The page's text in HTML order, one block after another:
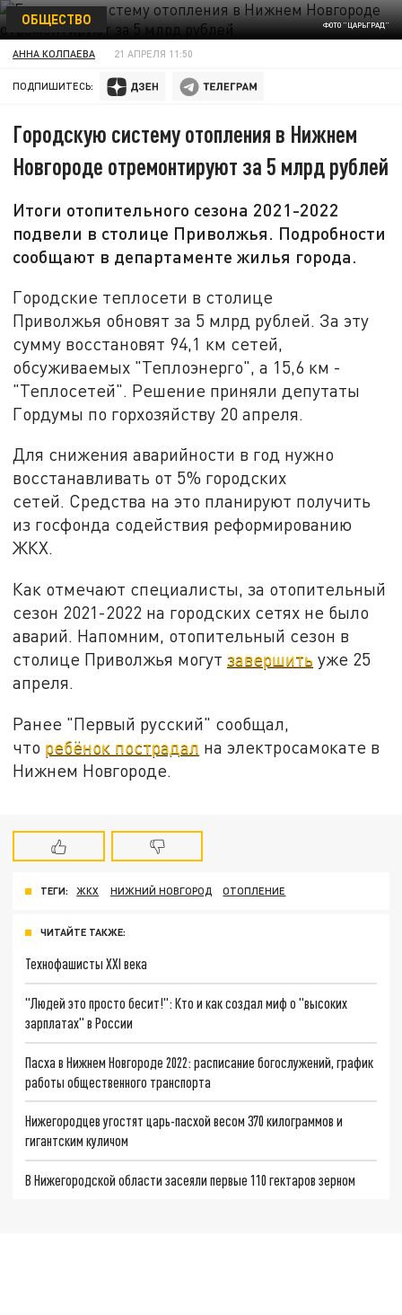
ФОТО "ЦАРЬГРАД"
ОБЩЕСТВО
АННА КОЛПАЕВА 21 АПРЕЛЯ 11:50
ПОДПИШИТЕСЬ:
Городскую систему отопления в Нижнем
Новгороде отремонтируют за 5 млрд рублей
Итоги отопительного сезона 2021-2022
подвели в столице Приволжья. Подробности
сообщают в департаменте жилья города.
Городские теплосети в столице
Приволжья обновят за 5 млрд рублей. За эту
сумму восстановят 94,1 км сетей,
обсуживаемых "Теплоэнерго", а 15,6 км -
"Теплосетей". Решение приняли депутаты
Гордумы по горхозяйству 20 апреля.
Для снижения аварийности в год нужно
восстанавливать от 5% городских
сетей. Средства на это планируют получить
из госфонда содействия реформированию
ЖКХ.
Как отмечают специалисты, за отопительный
сезон 2021-2022 на городских сетях не было
аварий. Напомним, отопительный сезон в
столице Приволжья могутзавершить уже 25
апреля.
Ранее "Первый русский" сообщал,
что ребёнок пострадал на электросамокате в
Нижнем Новгороде.
ТЕГИ: ЖКХ НИЖНИЙ НОВГОРОД ОТОПЛЕНИЕ
ЧИТАЙТЕ ТАКЖЕ:
Технофашисты XXI века
"Людей это просто бесит!": Кто и как создал миф о "высоких
зарплатах" в России
Пасха в Нижнем Новгороде 2022: расписание богослужений, график
работы общественного транспорта
Нижегородцев угостят царь-пасхой весом 370 килограммов и
гигантским куличом
В Нижегородской области засеяли первые 110 гектаров зерном